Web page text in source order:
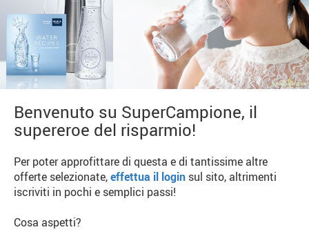
Benvenuto su SuperCampione, il
supereroe del risparmio!
Per poter approfittare di questa e di tantissime altre
offerte selezionate,effettua il login sul sito, altrimenti
iscriviti in pochi e semplici passi!
Cosa aspetti?